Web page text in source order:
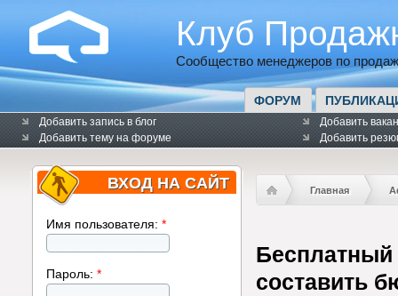
Клуб
Сообщество менеджеров по
ФОРУМ
Добавить запись в блог
Добавить тему на форуме
Добавить
Добавить
ВХОД НА САЙТ
Имя пользователя: *
Пароль: *
Главная
Бесплатный
составить